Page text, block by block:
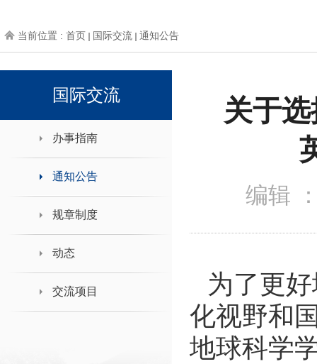
人力资源会议纪要
办事指南 下载专区 地科
当前位置 : 首页 国际交流 通知公告
国际交流
办事指南
通知公告
规章制度
动态
交流项目
关于
编辑
为了更
化视野和
地球科学